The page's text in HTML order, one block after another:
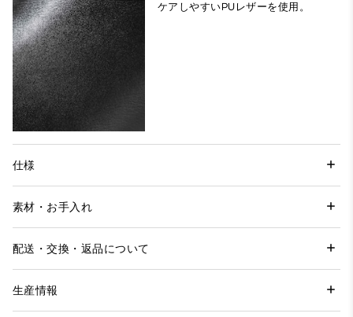
ケアしやすいPUレザーを使用。
仕様
素材・お手入れ
配送・交換・返品について
生産情報